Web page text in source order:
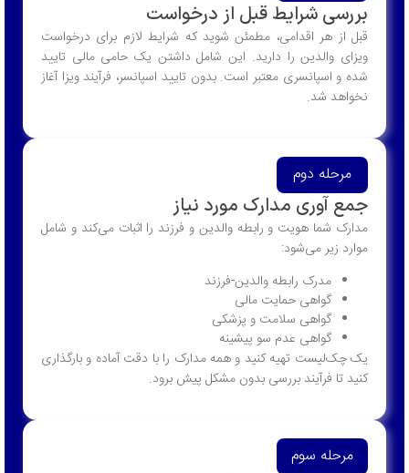
شرایط قبل از درخواست
اقدامی، مطمئن شوید که شرایط لازم برای درخواست
را دارید. این شامل داشتن یک حامی مالی تایید
معتبر است. بدون تایید اسپانسر، فرآیند ویزا آغاز
مدارک مورد نیاز
هویت و رابطه والدین و فرزند را اثبات می‌کند و شامل
می‌شود:
مدرک رابطه والدین-فرزند
گواهی حمایت مالی
گواهی سلامت و پزشکی
گواهی عدم سو پیشینه
تهیه کنید و همه مدارک را با دقت آماده و بارگذاری
فرآیند بررسی بدون مشکل پیش برود.